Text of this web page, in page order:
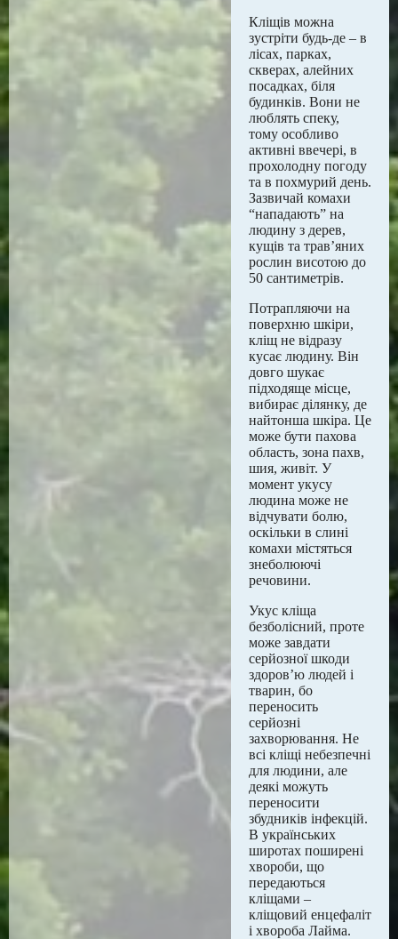
Кліщів можна
зустріти будь-де – в
лісах, парках,
скверах, алейних
посадках, біля
будинків. Вони не
люблять спеку,
тому особливо
активні ввечері, в
прохолодну погоду
та в похмурий день.
Зазвичай комахи
“нападають” на
людину з дерев,
кущів та трав’яних
рослин висотою до
50 сантиметрів.
Потрапляючи на
поверхню шкіри,
кліщ не відразу
кусає людину. Він
довго шукає
підходяще місце,
вибирає ділянку, де
найтонша шкіра. Це
може бути пахова
область, зона пахв,
шия, живіт. У
момент укусу
людина може не
відчувати болю,
оскільки в слині
комахи містяться
знеболюючі
речовини.
Укус кліща
безболісний, проте
може завдати
серйозної шкоди
здоров’ю людей і
тварин, бо
переносить
серйозні
захворювання. Не
всі кліщі небезпечні
для людини, але
деякі можуть
переносити
збудників інфекцій.
В українських
широтах поширені
хвороби, що
передаються
кліщами –
кліщовий енцефаліт
і хвороба Лайма.